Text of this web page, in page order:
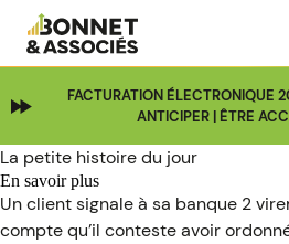
FACTURATION ÉLECTRONIQUE
ANTICIPER | ÊTRE
La petite histoire du jour
En savoir plus
sur
l’histoire
Un client signale à sa banque 2
compte qu’il conteste avoir